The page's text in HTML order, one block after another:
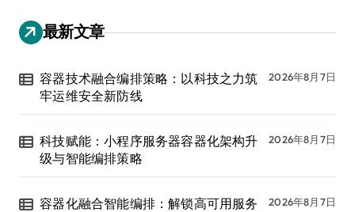
最新文章
容器技术融合编排策略：以科技之力筑
牢运维安全新防线
2026年8月7日
科技赋能：小程序服务器容器化架构升
级与智能编排策略
2026年8月7日
容器化融合智能编排：解锁高可用服务
2026年8月7日